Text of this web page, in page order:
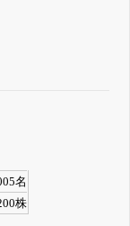
名
株